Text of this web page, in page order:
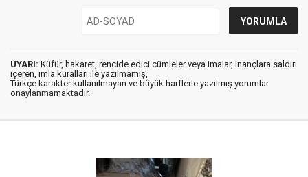
UYARI: Küfür, hakaret, rencide edici cümleler veya imalar, inançlara saldırı
içeren, imla kuralları ile yazılmamış,
Türkçe karakter kullanılmayan ve büyük harflerle yazılmış yorumlar
onaylanmamaktadır.